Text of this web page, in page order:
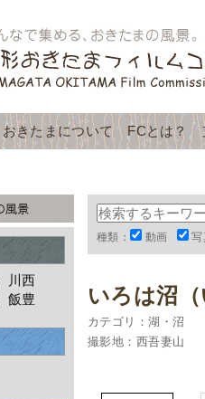
おきたまについて FCとは？
種類： 動画 写
いろは沼
カテゴリ：湖・沼
撮影地：西吾妻山
川西
飯豊